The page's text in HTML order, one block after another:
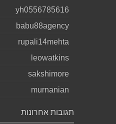
yh0556785616
babu88agency
rupali14mehta
leowatkins
sakshimore
murnanian
תגובות אחרונות